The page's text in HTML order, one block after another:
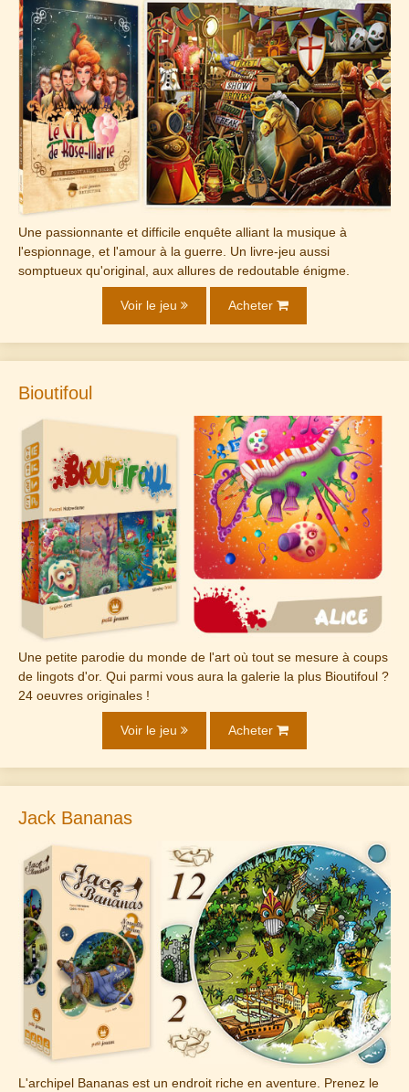
Une passionnante et difficile enquête alliant la musique à
l'espionnage, et l'amour à la guerre. Un livre-jeu aussi
somptueux qu'original, aux allures de redoutable énigme.
Voir le jeu Acheter
Bioutifoul
Une petite parodie du monde de l'art où tout se mesure à coups
de lingots d'or. Qui parmi vous aura la galerie la plus Bioutifoul ?
24 oeuvres originales !
Voir le jeu Acheter
Jack Bananas
L'archipel Bananas est un endroit riche en aventure. Prenez le